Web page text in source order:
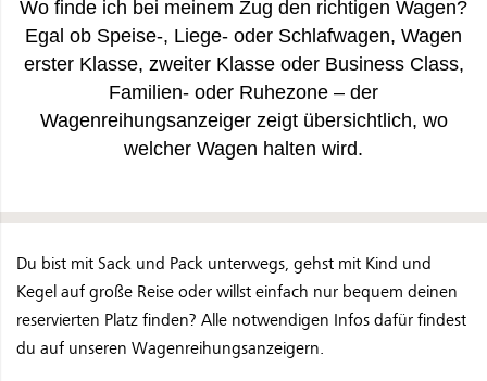
Wo finde ich bei meinem Zug den richtigen Wagen?
Egal ob Speise-, Liege- oder Schlafwagen, Wagen
erster Klasse, zweiter Klasse oder Business Class,
Familien- oder Ruhezone – der
Wagenreihungsanzeiger zeigt übersichtlich, wo
welcher Wagen halten wird.
Du bist mit Sack und Pack unterwegs, gehst mit Kind und
Kegel auf große Reise oder willst einfach nur bequem deinen
reservierten Platz finden? Alle notwendigen Infos dafür findest
du auf unseren Wagenreihungsanzeigern.